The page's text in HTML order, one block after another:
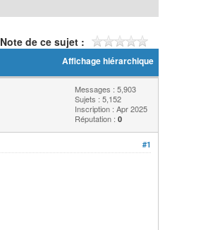
Note de ce sujet :
Affichage hiérarchique
Messages : 5,903
Sujets : 5,152
Inscription : Apr 2025
Réputation : 0
#1